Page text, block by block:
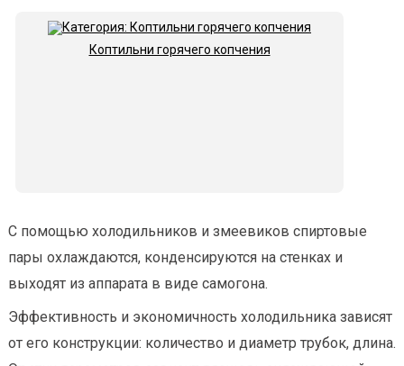
Коптильни горячего копчения
С помощью холодильников и змеевиков спиртовые
пары охлаждаются, конденсируются на стенках и
выходят из аппарата в виде самогона.
Эффективность и экономичность холодильника зависят
от его конструкции: количество и диаметр трубок, длина.